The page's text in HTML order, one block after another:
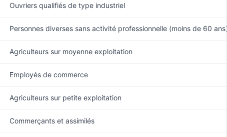
Ouvriers qualifiés de type industriel
Personnes diverses sans activité professionnelle (moins de 60 ans)
Agriculteurs sur moyenne exploitation
Employés de commerce
Agriculteurs sur petite exploitation
Commerçants et assimilés